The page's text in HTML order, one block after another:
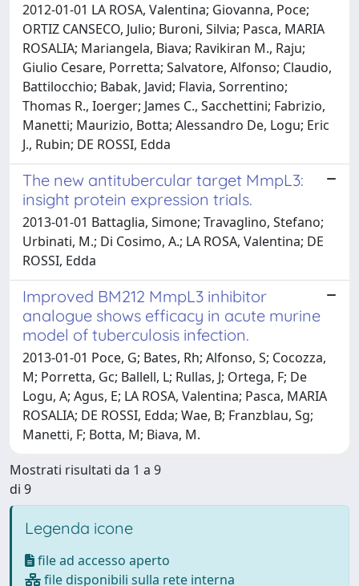
2012-01-01 LA ROSA, Valentina; Giovanna, Poce;
ORTIZ CANSECO, Julio; Buroni, Silvia; Pasca, MARIA
ROSALIA; Mariangela, Biava; Ravikiran M., Raju;
Giulio Cesare, Porretta; Salvatore, Alfonso; Claudio,
Battilocchio; Babak, Javid; Flavia, Sorrentino;
Thomas R., Ioerger; James C., Sacchettini; Fabrizio,
Manetti; Maurizio, Botta; Alessandro De, Logu; Eric
J., Rubin; DE ROSSI, Edda
The new antitubercular target MmpL3:
insight protein expression trials.
2013-01-01 Battaglia, Simone; Travaglino, Stefano;
Urbinati, M.; Di Cosimo, A.; LA ROSA, Valentina; DE
ROSSI, Edda
Improved BM212 MmpL3 inhibitor
analogue shows efficacy in acute murine
model of tuberculosis infection.
2013-01-01 Poce, G; Bates, Rh; Alfonso, S; Cocozza,
M; Porretta, Gc; Ballell, L; Rullas, J; Ortega, F; De
Logu, A; Agus, E; LA ROSA, Valentina; Pasca, MARIA
ROSALIA; DE ROSSI, Edda; Wae, B; Franzblau, Sg;
Manetti, F; Botta, M; Biava, M.
Mostrati risultati da 1 a 9
di 9
Legenda icone
file ad accesso aperto
file disponibili sulla rete interna